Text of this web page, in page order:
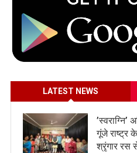
LATEST NEWS
गूंजे राष्ट्र
श्रृंगार रस